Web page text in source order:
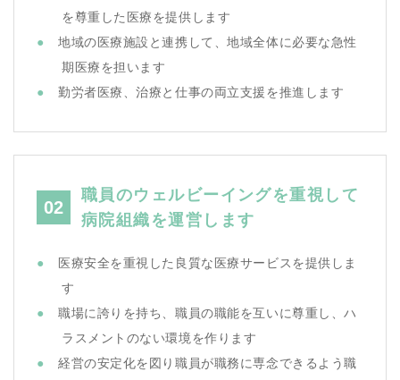
を尊重した医療を提供します
地域の医療施設と連携して、地域全体に必要な急性
期医療を担います
勤労者医療、治療と仕事の両立支援を推進します
02
職員のウェルビーイングを重視して
病院組織を運営します
医療安全を重視した良質な医療サービスを提供しま
す
職場に誇りを持ち、職員の職能を互いに尊重し、ハ
ラスメントのない環境を作ります
経営の安定化を図り職員が職務に専念できるよう職